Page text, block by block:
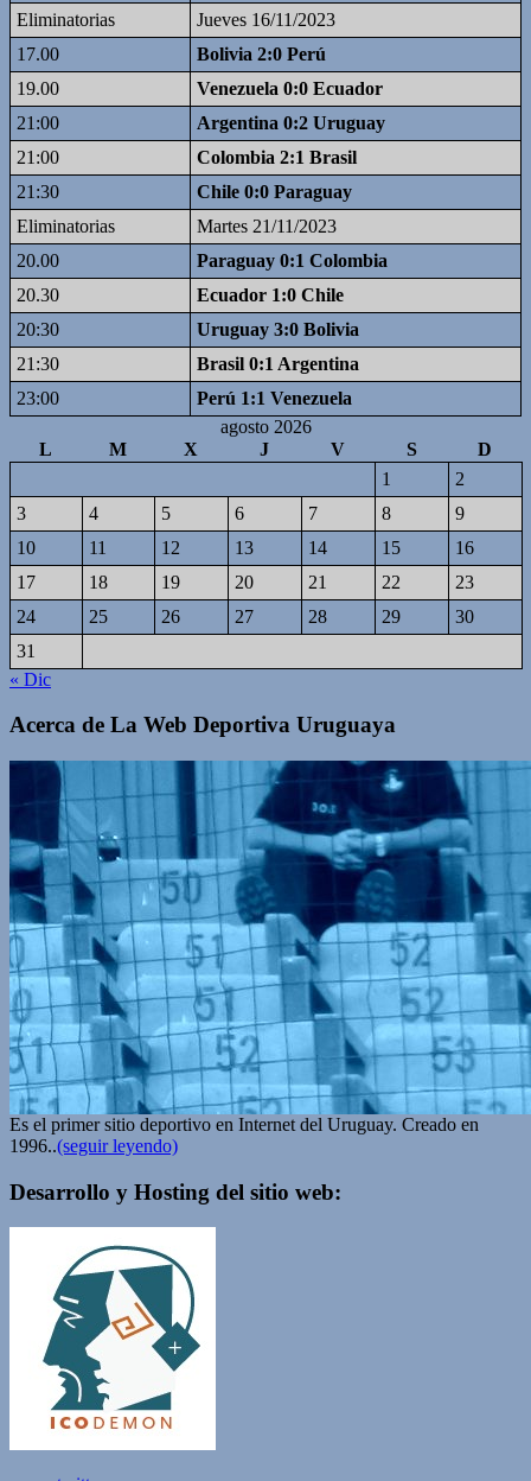
Eliminatorias
Jueves 16/11/2023
17.00
Bolivia 2:0 Perú
19.00
Venezuela 0:0 Ecuador
21:00
Argentina 0:2 Uruguay
21:00
Colombia 2:1 Brasil
21:30
Chile 0:0 Paraguay
Eliminatorias
Martes 21/11/2023
20.00
Paraguay 0:1 Colombia
20.30
Ecuador 1:0 Chile
20:30
Uruguay 3:0 Bolivia
21:30
Brasil 0:1 Argentina
23:00
Perú 1:1 Venezuela
agosto 2026
L
M X J V S
D
1
2
3
4 5 6 7 8
9
10
11 12 13 14 15
16
17
18 19 20 21 22
23
24
25 26 27 28 29
30
31
« Dic
Acerca de La Web Deportiva Uruguaya
Es el primer sitio deportivo en Internet del Uruguay. Creado en
1996..(seguir leyendo)
Desarrollo y Hosting del sitio web: